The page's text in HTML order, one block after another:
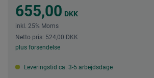
655,00 DKK
inkl. 25% Moms
Netto pris: 524,00 DKK
plus forsendelse
Leveringstid ca. 3-5 arbejdsdage